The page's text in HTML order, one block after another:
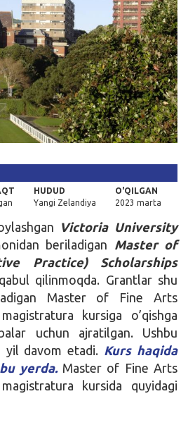
HUDUD
Yangi Zelandiya
O'QILGAN
2023 marta
Victoria University
beriladigan Master of
Practice) Scholarships
qilinmoqda. Grantlar shu
Master of Fine Arts
kursiga o’qishga
uchun ajratilgan. Ushbu
yil davom etadi. Kurs haqida
yerda. Master of Fine Arts
kursida quyidagi